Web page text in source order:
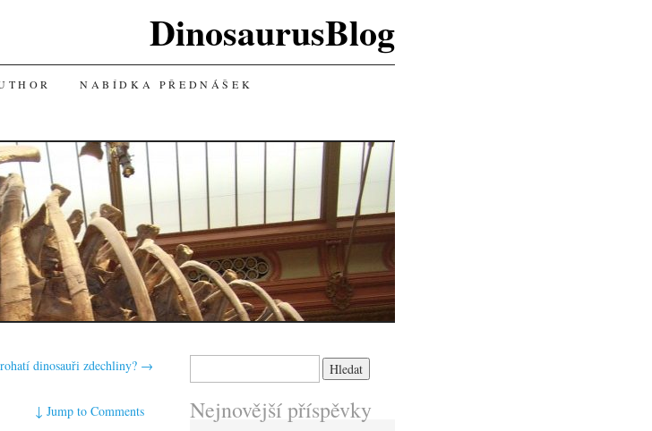
DinosaurusBlog
NABÍDKA PŘEDNÁŠEK
dinosauři zdechliny? →
↓Jump to Comments Nejnovější příspěvky